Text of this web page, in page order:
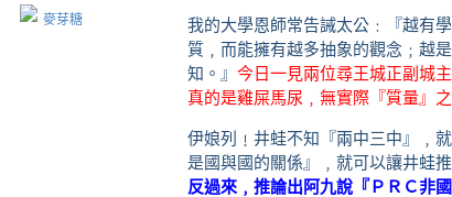
麥芽糖
我的大學恩師常告誡太公﹕『越有
質﹐而能擁有越多抽象的觀念﹔越
知。』 今日一見兩位尋王城正副城
真的是雞屎馬尿﹐無實際『質量』之
伊娘列﹗井蛙不知『兩中三中』﹐
是國與國的關係』﹐就可以讓井蛙
反過來﹐推論出阿九說『ＰＲＣ非